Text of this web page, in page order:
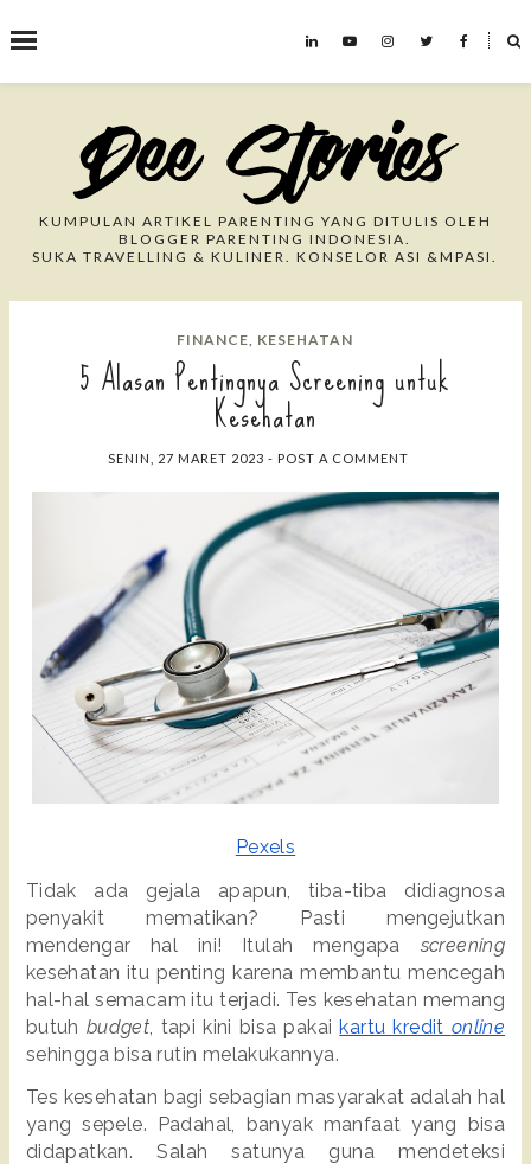
˟
Search This Blog
KUMPULAN ARTIKEL PARENTING YANG DITULIS OLEH
BLOGGER PARENTING INDONESIA.
SUKA TRAVELLING & KULINER. KONSELOR ASI &MPASI.
FINANCE, KESEHATAN
5 Alasan Pentingnya Screening untuk
Kesehatan
SENIN, 27 MARET 2023- POST A COMMENT
Pexels
Tidak ada gejala apapun, tiba-tiba didiagnosa
penyakit mematikan? Pasti mengejutkan
mendengar hal ini! Itulah mengapa
kesehatan itu penting karena membantu mencegah
hal-hal semacam itu terjadi. Tes kesehatan memang
butuh budget , tapi kini bisa pakai kartu kredit online
sehingga bisa rutin melakukannya.
Tes kesehatan bagi sebagian masyarakat adalah hal
yang sepele. Padahal, banyak manfaat yang bisa
didapatkan. Salah satunya guna mendeteksi